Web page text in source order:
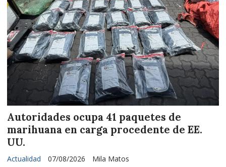
Autoridades ocupa 41 paquetes de
marihuana en carga procedente de EE.
UU.
Mila Matos
Actualidad 07/08/2026